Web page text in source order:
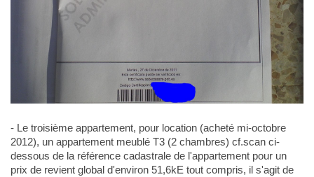
- Le troisième appartement, pour location (acheté mi-octobre
2012), un appartement meublé T3 (2 chambres) cf.scan ci-
dessous de la référence cadastrale de l'appartement pour un
prix de revient global d'environ 51,6kE tout compris, il s'agit de